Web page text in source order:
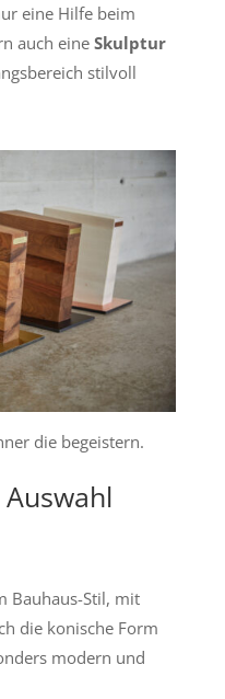
eine Hilfe beim
auch eine Skulptur
stilvoll
die begeistern.
Bauhaus-Stil, mit
die konische Form
modern und